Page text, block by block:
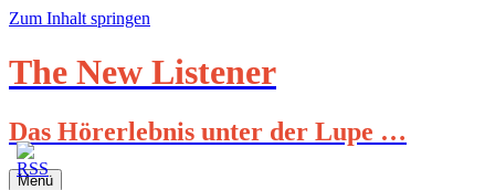
Zum Inhalt springen
The New Listener
Das Hörerlebnis unter der Lupe …
Menü